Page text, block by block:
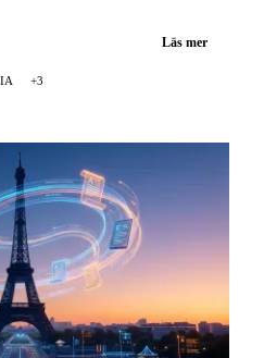
översättning.
Läs mer
IA +3